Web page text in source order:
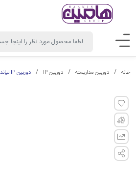
خانه دوربین مداربسته دوربین IP دوربین IP تیاندی